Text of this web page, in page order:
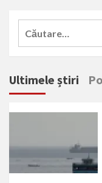
Ultimele știri